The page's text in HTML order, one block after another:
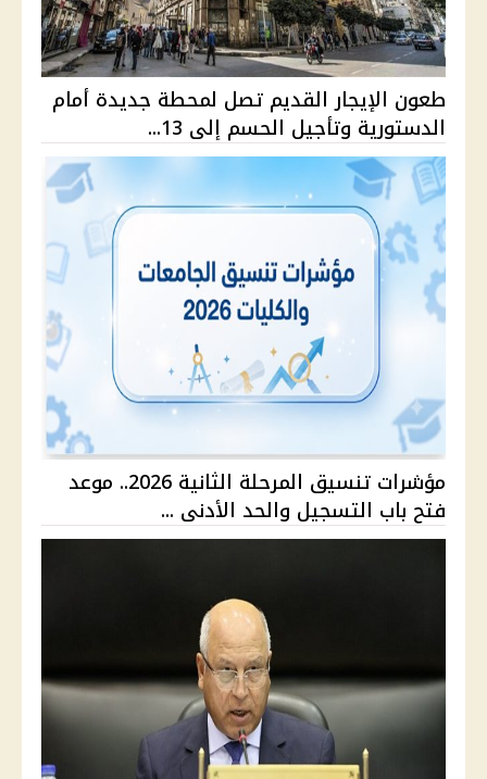
طعون الإيجار القديم تصل لمحطة جديدة أمام
الدستورية وتأجيل الحسم إلى 13...
مؤشرات تنسيق المرحلة الثانية 2026.. موعد
فتح باب التسجيل والحد الأدنى ...